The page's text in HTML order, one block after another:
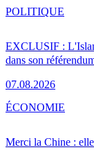
EXCLUSIF :
dans son
07.08.2026
POLITIQUE
Merci la Chine :
ÉCONOMIE